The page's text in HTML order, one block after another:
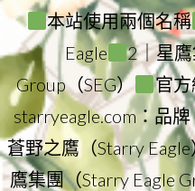
本站使用兩個名稱
Eagle
2｜星
Group（SEG）
官方
starryeagle.com：品
蒼野之鷹（Starry
鷹集團（Starry Eagle